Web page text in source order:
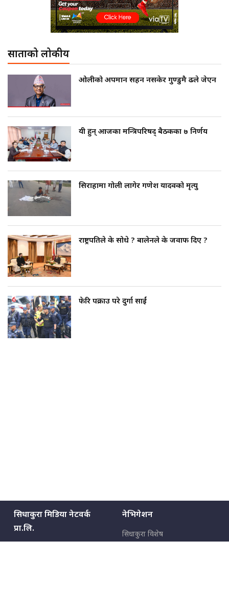
साताको लोकप्रीय
ओलीको अपमान सहन नसकेर गुण्डुमै ढले जेएन
यी हुन् आजका मन्त्रिपरिषद् बैठकका ७ निर्णय
सिराहामा गोली लागेर गणेश यादवको मृत्यु
राष्ट्रपतिले के सोधे ? बालेनले के जवाफ दिए ?
फेरि पक्राउ परे दुर्गा प्रसाईं
सिधाकुरा मिडिया नेटवर्क
प्रा.लि.
नेभिगेशन
सिधाकुरा विशेष